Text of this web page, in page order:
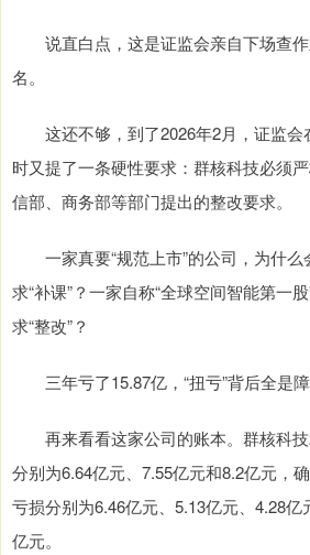
说直白点，这是证监会亲自下场查作
名。
这还不够，到了2026年2月，证监会
时又提了一条硬性要求：群核科技必须
信部、商务部等部门提出的整改要求。
一家真要“规范上市”的公司，为什么
求“补课”？一家自称“全球空间智能第一
求“整改”？
三年亏了15.87亿，“扭亏”背后全是
再来看看这家公司的账本。群核科技
分别为6.64亿元、7.55亿元和8.2亿元，
亏损分别为6.46亿元、5.13亿元、4.28
亿元。